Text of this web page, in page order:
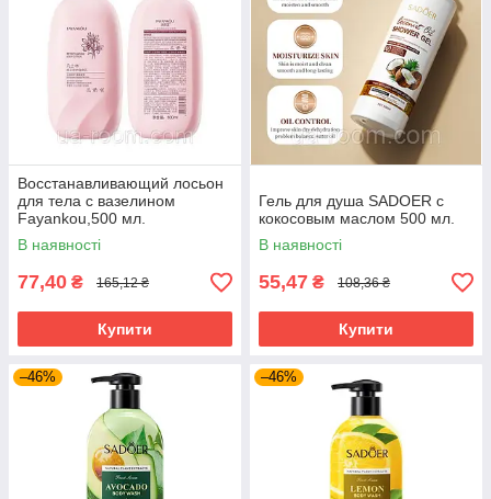
Восстанавливающий лосьон
для тела с вазелином
Fayankou,500 мл.
В наявності
77,40 ₴ 165,12 ₴
Купити
Гель для душа SADOER с
кокосовым маслом 500 мл.
В наявності
55,47 ₴ 108,36 ₴
Купити
–46% –46%